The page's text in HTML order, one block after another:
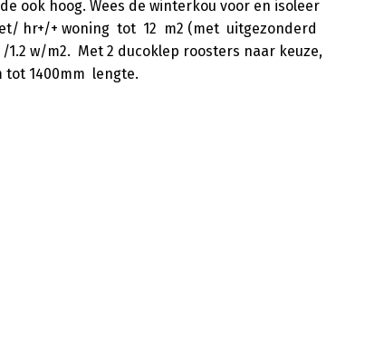
ook hoog. Wees de winterkou voor en isoleer
hr+/+ woning tot 12 m2 (met uitgezonderd
w/m2. Met 2 ducoklep roosters naar keuze,
tot 1400mm lengte.